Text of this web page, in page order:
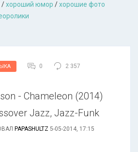
/хороший юмор /хорошие фото
0
2 357
- Chameleon (2014)
Jazz, Jazz-Funk
PAPASHULTZ 5-05-2014, 17:15